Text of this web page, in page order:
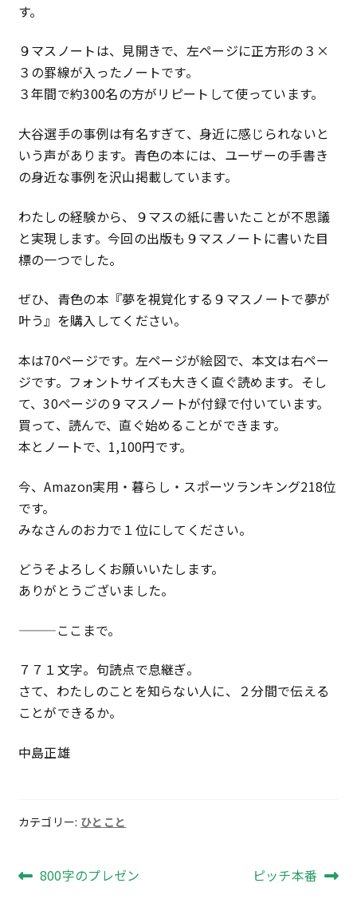
す。
９マスノートは、見開きで、左ページに正方形の３×
３の罫線が入ったノートです。
３年間で約300名の方がリピートして使っています。
大谷選手の事例は有名すぎて、身近に感じられないと
いう声があります。青色の本には、ユーザーの手書き
の身近な事例を沢山掲載しています。
わたしの経験から、９マスの紙に書いたことが不思議
と実現します。今回の出版も９マスノートに書いた目
標の一つでした。
ぜひ、青色の本『夢を視覚化する９マスノートで夢が
叶う』を購入してください。
本は70ページです。左ページが絵図で、本文は右ペー
ジです。フォントサイズも大きく直ぐ読めます。そし
て、30ページの９マスノートが付録で付いています。
買って、読んで、直ぐ始めることができます。
本とノートで、1,100円です。
今、Amazon実用・暮らし・スポーツランキング218位
です。
みなさんのお力で１位にしてください。
どうそよろしくお願いいたします。
ありがとうございました。
———ここまで。
７７１文字。句読点で息継ぎ。
さて、わたしのことを知らない人に、２分間で伝える
ことができるか。
中島正雄
カテゴリー: ひとこと
投前
800字のプレゼン
次
ピッチ本番